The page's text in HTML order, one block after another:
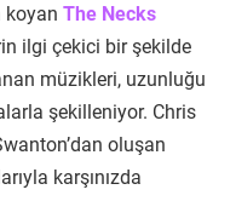
koyan The Necks
ilgi çekici bir şekilde
müzikleri, uzunluğu
şekilleniyor. Chris
oluşan
karşınızda